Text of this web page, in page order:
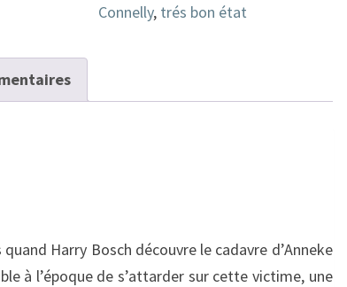
Connelly, trés bon état
Harry Bosch découvre le cadavre d’Anneke
à l’époque de s’attarder sur cette victime, une